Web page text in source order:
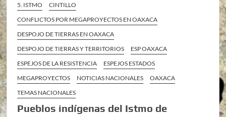
5. ISTMO
CINTILLO
CONFLICTOS POR MEGAPROYECTOS EN OAXACA
DESPOJO DE TIERRAS EN OAXACA
DESPOJO DE TIERRAS Y TERRITORIOS
ESP OAXACA
ESPEJOS DE LA RESISTENCIA
ESPEJOS ESTADOS
MEGAPROYECTOS
NOTICIAS NACIONALES
OAXACA
TEMAS NACIONALES
Pueblos indígenas del Istmo de